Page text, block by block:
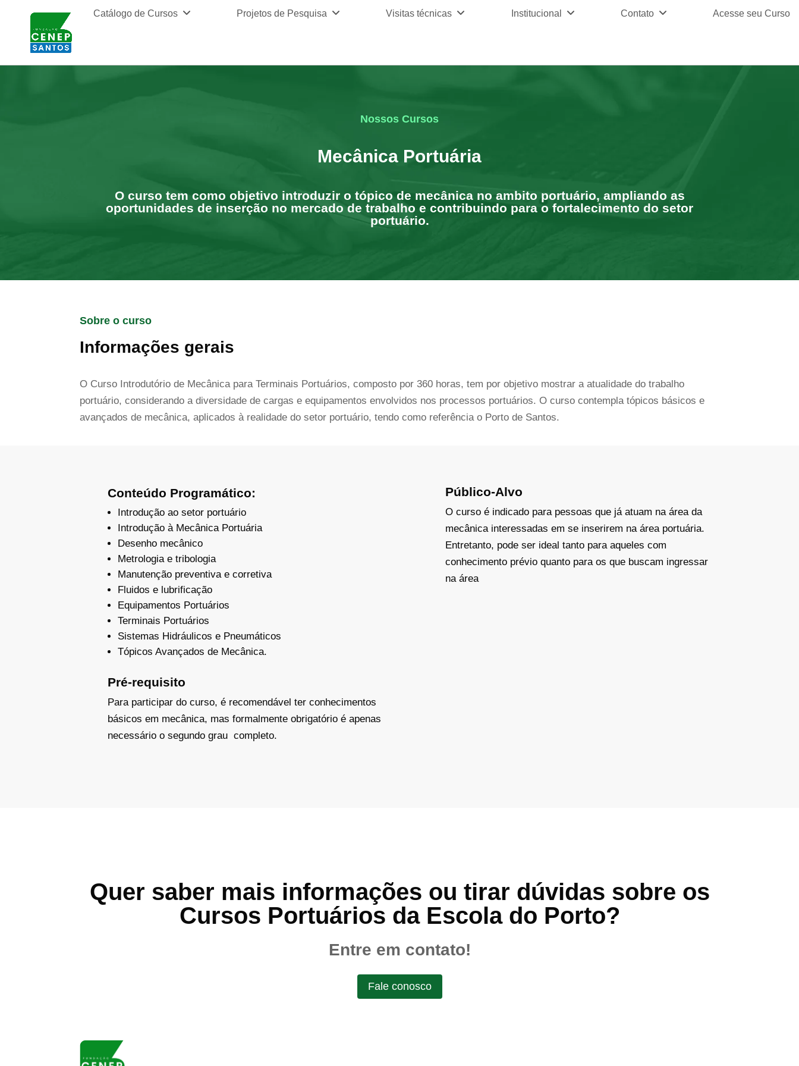
Catálogo de Cursos Projetos de Pesquisa Visitas técnicas Institucional Contato Acesse seu Curso
Nossos Cursos
Mecânica Portuária
O curso tem como objetivo introduzir o tópico de mecânica no ambito portuário, ampliando as
oportunidades de inserção no mercado de trabalho e contribuindo para o fortalecimento do setor
portuário.
Sobre o curso
Informações gerais
O Curso Introdutório de Mecânica para Terminais Portuários, composto por 360 horas, tem por objetivo mostrar a atualidade do trabalho
portuário, considerando a diversidade de cargas e equipamentos envolvidos nos processos portuários. O curso contempla tópicos básicos e
avançados de mecânica, aplicados à realidade do setor portuário, tendo como referência o Porto de Santos.
Conteúdo Programático:
Introdução ao setor portuário
Introdução à Mecânica Portuária
Desenho mecânico
Metrologia e tribologia
Manutenção preventiva e corretiva
Fluidos e lubrificação
Equipamentos Portuários
Terminais Portuários
Sistemas Hidráulicos e Pneumáticos
Tópicos Avançados de Mecânica.
Pré-requisito
Para participar do curso, é recomendável ter conhecimentos
básicos em mecânica, mas formalmente obrigatório é apenas
necessário o segundo grau completo.
Público-Alvo
O curso é indicado para pessoas que já atuam na área da
mecânica interessadas em se inserirem na área portuária.
Entretanto, pode ser ideal tanto para aqueles com
conhecimento prévio quanto para os que buscam ingressar
na área
Quer saber mais informações ou tirar dúvidas sobre os
Cursos Portuários da Escola do Porto?
Entre em contato!
Fale conosco